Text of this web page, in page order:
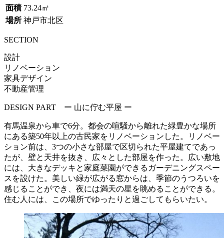
面積 73.24㎡
場所 神戸市北区
SECTION
設計
リノベーション
家具デザイン
不動産管理
DESIGN PART ー 山に佇む平屋 ー
有馬温泉から車で6分。都会の喧騒から離れた緑豊かな場所
にある築50年以上の古民家をリノベーションした。リノベー
ション前は、3つの小さな部屋で区切られた平屋建てであっ
たが、壁と天井を抜き、広々とした部屋を作った。広い敷地
には、大きなデッキと家庭菜園ができるガーデニングスペー
スを設けた。美しい緑が広がる窓からは、季節のうつろいを
感じることができ、夜には満天の星を眺めることができる。
住む人には、この場所でゆったりと過ごしてもらいたい。